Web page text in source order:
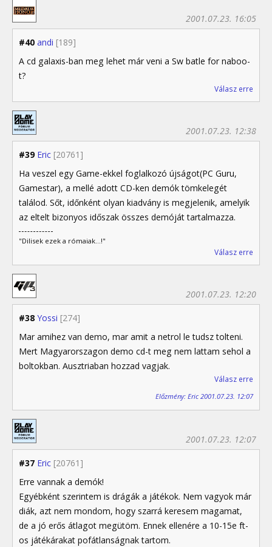
#40 andi [189]
2001.07.23. 16:05
A cd galaxis-ban meg lehet már veni a Sw batle for naboo-
t?
Válasz erre
#39 Eric [20761]
2001.07.23. 12:38
Ha veszel egy Game-ekkel foglalkozó újságot(PC Guru,
Gamestar), a mellé adott CD-ken demók tömkelegét
találod. Sőt, időnként olyan kiadvány is megjelenik, amelyik
az eltelt bizonyos időszak összes demóját tartalmazza.
"Dilisek ezek a rómaiak...!"
Válasz erre
#38 Yossi [274]
2001.07.23. 12:20
Mar amihez van demo, mar amit a netrol le tudsz tolteni.
Mert Magyarorszagon demo cd-t meg nem lattam sehol a
boltokban. Ausztriaban hozzad vagjak.
Válasz erre
Előzmény: Eric 2001.07.23. 12:07
#37 Eric [20761]
2001.07.23. 12:07
Erre vannak a demók!
Egyébként szerintem is drágák a játékok. Nem vagyok már
diák, azt nem mondom, hogy szarrá keresem magamat,
de a jó erős átlagot megütöm. Ennek ellenére a 10-15e ft-
os játékárakat pofátlanságnak tartom.